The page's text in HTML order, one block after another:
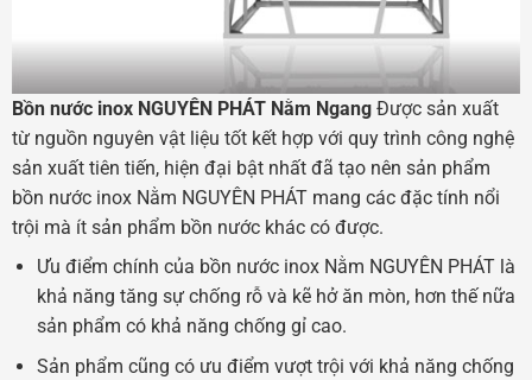
Bồn nước inox NGUYÊN PHÁT Nằm NgangĐược sản xuất
từ nguồn nguyên vật liệu tốt kết hợp với quy trình công nghệ
sản xuất tiên tiến, hiện đại bật nhất đã tạo nên sản phẩm
bồn nước inox Nằm NGUYÊN PHÁT mang các đặc tính nổi
trội mà ít sản phẩm bồn nước khác có được.
Ưu điểm chính của bồn nước inox Nằm NGUYÊN PHÁT là
khả năng tăng sự chống rỗ và kẽ hở ăn mòn, hơn thế nữa
sản phẩm có khả năng chống gỉ cao.
Sản phẩm cũng có ưu điểm vượt trội với khả năng chống